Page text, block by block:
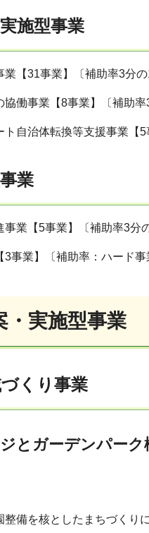
施型事業
【31事業】〔補助率3分
働事業【8事業】〔補助
自治体転換等支援事業【
業
業【5事業】〔補助率3分
事業】〔補助率：ハード
・実施型事業
くり事業
ジとガーデンパーク
備を核としたまちづくり